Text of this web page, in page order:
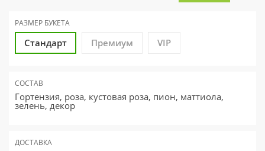
РАЗМЕР БУКЕТА
Стандарт Премиум VIP
СОСТАВ
Гортензия, роза, кустовая роза, пион, маттиола,
зелень, декор
ДОСТАВКА